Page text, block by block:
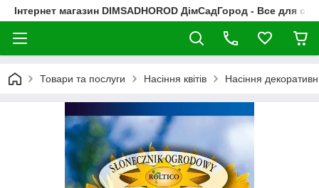
Інтернет магазин DIMSADHOROD ДімСадГород - Все для
Товари та послуги Насіння квітів Насіння